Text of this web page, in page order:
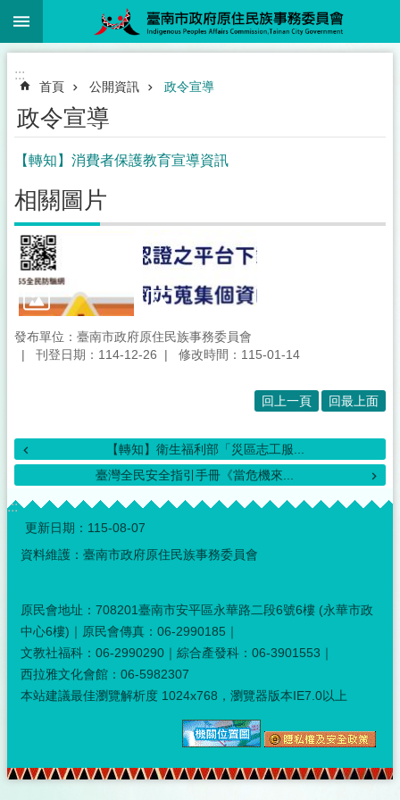
跳到主要內容區塊
:::
首頁 公開資訊 政令宣導
政令宣導
【轉知】消費者保護教育宣導資訊
相關圖片
發布單位：臺南市政府原住民族事務委員會
刊登日期：114-12-26
修改時間：115-01-14
回上一頁 回最上面
【轉知】衛生福利部「災區志工服...
臺灣全民安全指引手冊《當危機來...
:::
更新日期： 115-08-07
資料維護：臺南市政府原住民族事務委員會
原民會地址：708201臺南市安平區永華路二段6號6樓 (永華市政
中心6樓)｜原民會傳真：06-2990185｜
文教社福科：06-2990290｜綜合產發科：06-3901553｜
西拉雅文化會館：06-5982307
本站建議最佳瀏覽解析度 1024x768，瀏覽器版本IE7.0以上